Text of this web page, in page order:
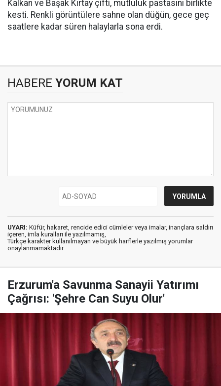
Kalkan ve Başak Kırtay çifti, mutluluk pastasını birlikte
kesti. Renkli görüntülere sahne olan düğün, gece geç
saatlere kadar süren halaylarla sona erdi.
HABERE YORUM KAT
UYARI: Küfür, hakaret, rencide edici cümleler veya imalar, inançlara saldırı
içeren, imla kuralları ile yazılmamış,
Türkçe karakter kullanılmayan ve büyük harflerle yazılmış yorumlar
onaylanmamaktadır.
Erzurum'a Savunma Sanayii Yatırımı
Çağrısı: 'Şehre Can Suyu Olur'